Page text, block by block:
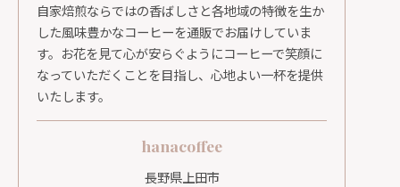
自家焙煎ならではの香ばしさと各地域の特徴を生か
した風味豊かなコーヒーを通販でお届けしていま
す。お花を見て心が安らぐようにコーヒーで笑顔に
なっていただくことを目指し、心地よい一杯を提供
いたします。
hanacoffee
長野県上田市